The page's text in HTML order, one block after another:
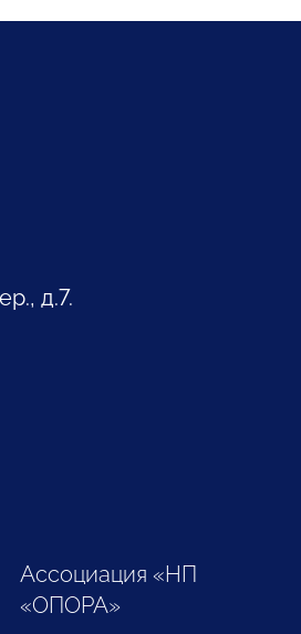
д.7.
Ассоциация «НП
«ОПОРА»